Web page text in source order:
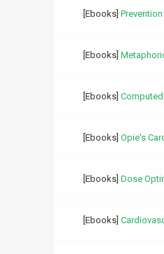
[Ebooks]
[Ebooks]
[Ebooks]
[Ebooks] Opie's
[Ebooks] Dose
[Ebooks]